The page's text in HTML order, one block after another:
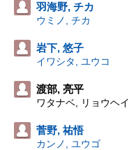
羽海野, チカ
ウミノ, チカ
岩下, 悠子
イワシタ, ユウコ
渡部, 亮平
ワタナベ, リョウヘイ
菅野, 祐悟
カンノ, ユウゴ